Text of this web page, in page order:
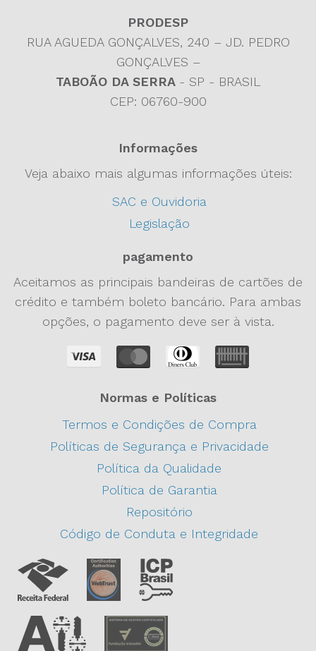
PRODESP
RUA AGUEDA GONÇALVES, 240 – JD. PEDRO
GONÇALVES –
TABOÃO DA SERRA - SP - BRASIL
CEP: 06760-900
Informações
Veja abaixo mais algumas informações úteis:
SAC e Ouvidoria
Legislação
pagamento
Aceitamos as principais bandeiras de cartões de
crédito e também boleto bancário. Para ambas
opções, o pagamento deve ser à vista.
Normas e Políticas
Termos e Condições de Compra
Políticas de Segurança e Privacidade
Política da Qualidade
Política de Garantia
Repositório
Código de Conduta e Integridade